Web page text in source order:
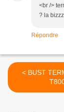
<br />
? la
Répondre
< BUST TERMINATOR